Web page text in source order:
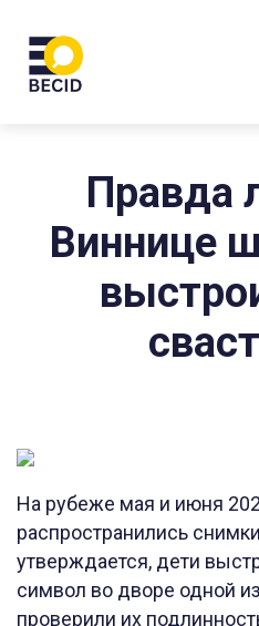
Правда
Виннице
На рубеже мая и июня
распространились
утверждается, дети
символ во дворе одной
проверили их